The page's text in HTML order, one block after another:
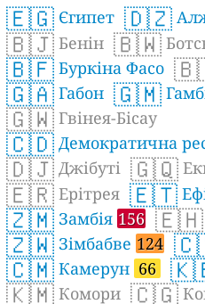
🇪🇬 Єгипет 🇩🇿
🇧🇯 Бенін 🇧🇼
🇧🇫 Буркіна Фасо
🇬🇦 Габон 🇬🇲
🇬🇼 Гвінея-Бісау
🇨🇩 Демократична
🇩🇯 Джібуті 🇬🇶
🇪🇷 Ерітрея 🇪🇹
🇿🇲 Замбія 156 🇪🇭
🇿🇼 Зімбабве 124
🇨🇲 Камерун 66
🇰🇲 Комори 🇨🇬